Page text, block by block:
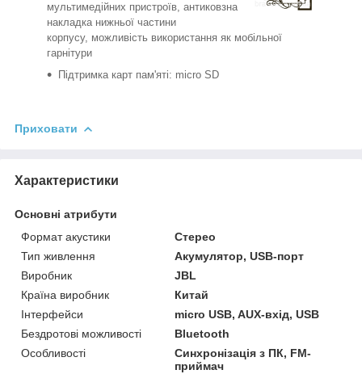
мультимедійних пристроїв, антиковзна
накладка нижньої частини
корпусу, можливість використання як мобільної
гарнітури
Підтримка карт пам'яті: micro SD
Приховати
Характеристики
Основні атрибути
Формат акустики
Стерео
Тип живлення
Акумулятор, USB-порт
Виробник
JBL
Країна виробник
Китай
Інтерфейси
micro USB, AUX-вхід, USB
Бездротові можливості
Bluetooth
Особливості
Синхронізація з ПК, FM-
приймач